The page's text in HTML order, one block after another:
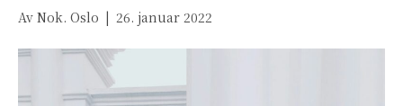
Av Nok. Oslo | 26. januar 2022